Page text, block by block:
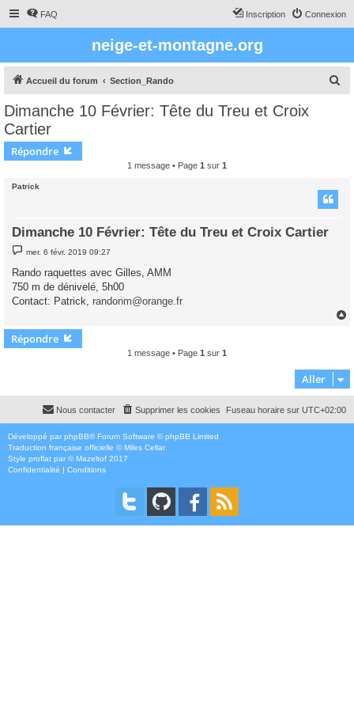
FAQ Connexion
Inscription
neige-et-montagne.org
Accueil du forum Section_Rando
Dimanche 10 Février: Tête du Treu et Croix
Cartier
Répondre
1 message • Page 1 sur 1
Patrick
Dimanche 10 Février: Tête du Treu et Croix Cartier
e
s
a
e
mer. 6 févr. 2019 09:27
Rando raquettes avec Gilles, AMM
750 m de dénivelé, 5h00
Contact: Patrick, randonm@orange.fr
Répondre
1 message • Page 1 sur 1
Aller
Fuseau horaire sur UTC+02:00
Supprimer les cookies
Nous contacter
Développé par phpBB® Forum Software © phpBB Limited
Traduction française officielle ©Miles Cellar
Style proflat par ©Mazeltof 2017
Confidentialité | Conditions